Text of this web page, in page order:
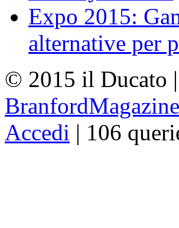
Expo 2015:
alternative per
© 2015 il Ducato
Accedi | 106